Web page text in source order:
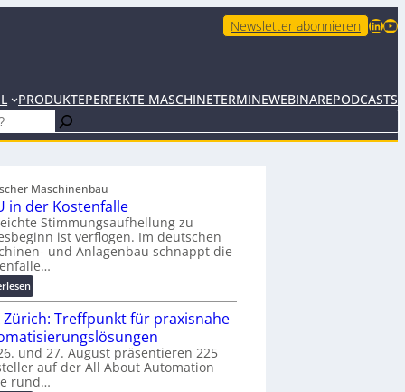
Newsletter abonnieren LinkedIn YouTube
PRODUKTEPERFEKTE MASCHINETERMINEWEBINAREPODCASTS
Maschinenbau
in der Kostenfalle
Stimmungsaufhellung zu
ist verflogen. Im deutschen
und Anlagenbau schnappt die
:
K
M
U
i
n
d
Zürich: Treffpunkt für praxisnahe
und 27. August präsentieren 225
auf der All About Automation
rund…